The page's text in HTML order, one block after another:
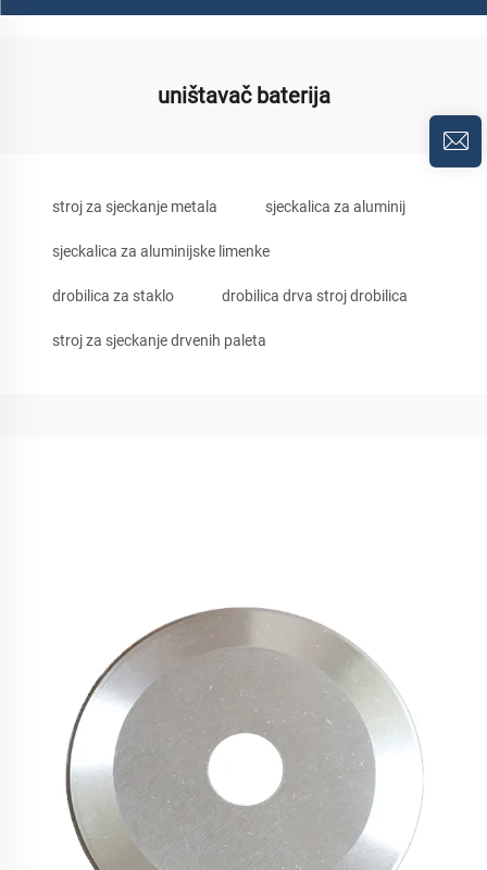
uništavač baterija
stroj za sjeckanje metala sjeckalica za aluminij
sjeckalica za aluminijske limenke
drobilica za staklo drobilica drva stroj drobilica
stroj za sjeckanje drvenih paleta